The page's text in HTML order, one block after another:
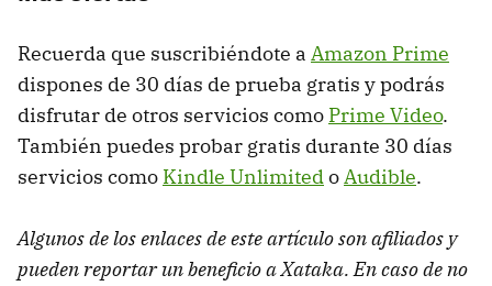
Recuerda que suscribiéndote a Amazon Prime
dispones de 30 días de prueba gratis y podrás
disfrutar de otros servicios como Prime Video.
También puedes probar gratis durante 30 días
servicios como Kindle UnlimitedoAudible.
Algunos de los enlaces de este artículo son afiliados y
pueden reportar un beneficio a Xataka. En caso de no